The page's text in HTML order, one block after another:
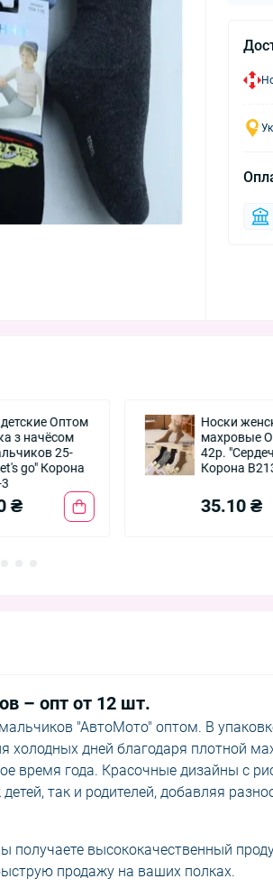
Оптом
з начёсом
25-
go" Корона
₴
Носки
махровые
42р.
Корона
35.10 ₴
– опт от 12 шт.
"АвтоМото" оптом. В
холодных дней благодаря плотной
время года. Красочные дизайны с
так и родителей, добавляя
получаете высококачественный
продажу на ваших полках.